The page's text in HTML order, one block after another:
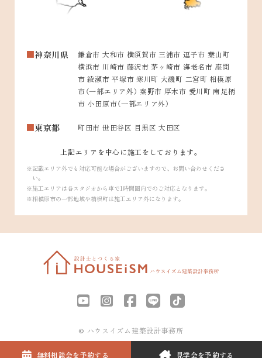
神奈川県
鎌倉市 大和市 横須賀市 三浦市 逗子市 葉山町
横浜市 川崎市 藤沢市 茅ヶ崎市 海老名市 座間
市 綾瀬市 平塚市 寒川町 大磯町 二宮町 相模原
市（一部エリア外） 秦野市 厚木市 愛川町 南足柄
市 小田原市（一部エリア外）
東京都 町田市 世田谷区 目黒区 大田区
上記エリアを中心に施工をしております。
記載エリア外でも対応可能な場合がございますので、お問い合わせくださ
い。
施工エリアは各スタジオから車で1時間圏内でのご対応となります。
相模原市の一部地域や箱根町は施工エリア外になります。
© ハウスイズム建築設計事務所
無料相談会を予約する 見学会を予約する